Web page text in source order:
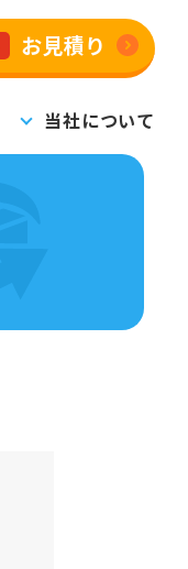
お見積り
当社について